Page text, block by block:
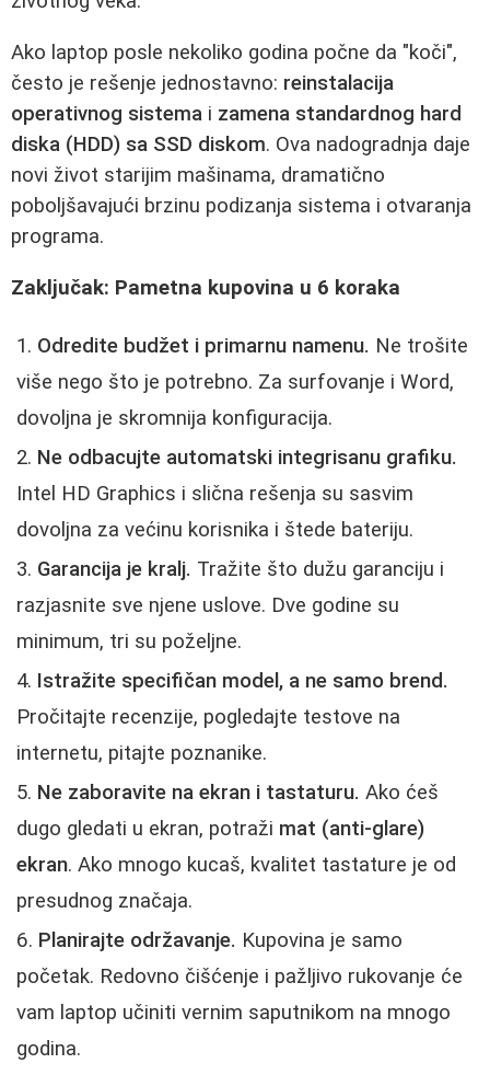
Ako laptop posle nekoliko godina počne da "koči",
često je rešenje jednostavno: reinstalacija
operativnog sistema i zamena standardnog hard
diska (HDD) sa SSD diskom. Ova nadogradnja daje
novi život starijim mašinama, dramatično
poboljšavajući brzinu podizanja sistema i otvaranja
programa.
Zaključak: Pametna kupovina u 6 koraka
Odredite budžet i primarnu namenu. Ne trošite
više nego što je potrebno. Za surfovanje i Word,
dovoljna je skromnija konfiguracija.
Ne odbacujte automatski integrisanu grafiku.
Intel HD Graphics i slična rešenja su sasvim
dovoljna za većinu korisnika i štede bateriju.
Garancija je kralj. Tražite što dužu garanciju i
razjasnite sve njene uslove. Dve godine su
minimum, tri su poželjne.
Istražite specifičan model, a ne samo brend.
Pročitajte recenzije, pogledajte testove na
internetu, pitajte poznanike.
Ne zaboravite na ekran i tastaturu. Ako ćeš
dugo gledati u ekran, potraži mat (anti-glare)
ekran. Ako mnogo kucaš, kvalitet tastature je od
presudnog značaja.
Planirajte održavanje. Kupovina je samo
početak. Redovno čišćenje i pažljivo rukovanje će
vam laptop učiniti vernim saputnikom na mnogo
godina.